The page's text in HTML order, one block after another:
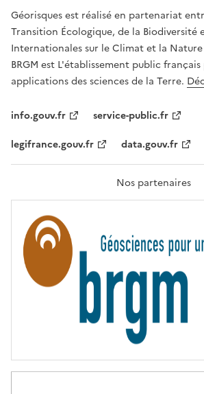
T
É
,
É
G
A
L
F
A
T
R
T
É
Géorisques est réalisé en partenariat
Transition Écologique, de la Biodiversité
Internationales sur le Climat et la Nature
BRGM est L'établissement public
applications des sciences de la Terre.
info.gouv.fr
service-public.fr
legifrance.gouv.fr
data.gouv.fr
Nos partenaires